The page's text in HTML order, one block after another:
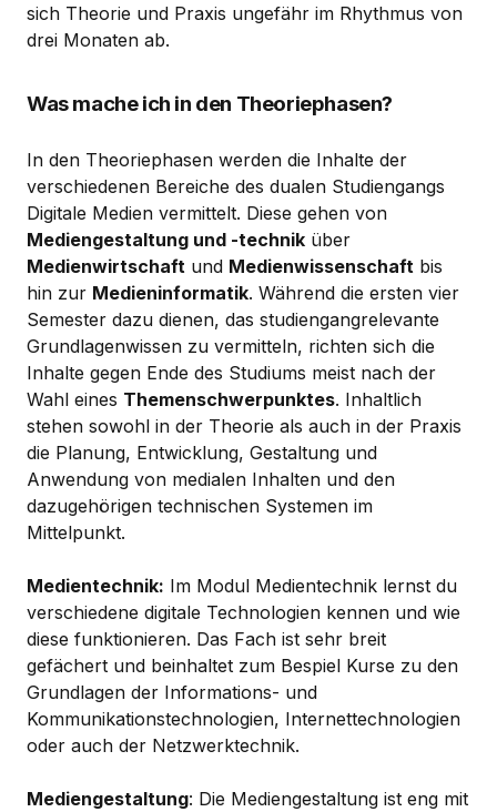
sich Theorie und Praxis ungefähr im Rhythmus von
drei Monaten ab.
Was mache ich in den Theoriephasen?
In den Theoriephasen werden die Inhalte der
verschiedenen Bereiche des dualen Studiengangs
Digitale Medien vermittelt. Diese gehen von
Mediengestaltung und -technik über
Medienwirtschaft und Medienwissenschaft bis
hin zur Medieninformatik. Während die ersten vier
Semester dazu dienen, das studiengangrelevante
Grundlagenwissen zu vermitteln, richten sich die
Inhalte gegen Ende des Studiums meist nach der
Wahl eines Themenschwerpunktes. Inhaltlich
stehen sowohl in der Theorie als auch in der Praxis
die Planung, Entwicklung, Gestaltung und
Anwendung von medialen Inhalten und den
dazugehörigen technischen Systemen im
Mittelpunkt.
Medientechnik: Im Modul Medientechnik lernst du
verschiedene digitale Technologien kennen und wie
diese funktionieren. Das Fach ist sehr breit
gefächert und beinhaltet zum Bespiel Kurse zu den
Grundlagen der Informations- und
Kommunikationstechnologien, Internettechnologien
oder auch der Netzwerktechnik.
Mediengestaltung: Die Mediengestaltung ist eng mit